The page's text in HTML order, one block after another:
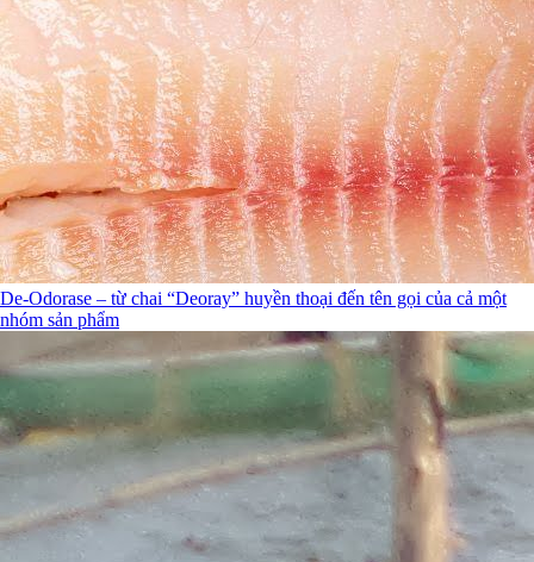
De-Odorase – từ chai “Deoray” huyền thoại đến tên gọi của cả một
nhóm sản phẩm